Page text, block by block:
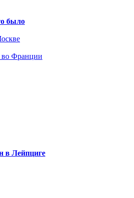
было
во Франции
в Лейпциге